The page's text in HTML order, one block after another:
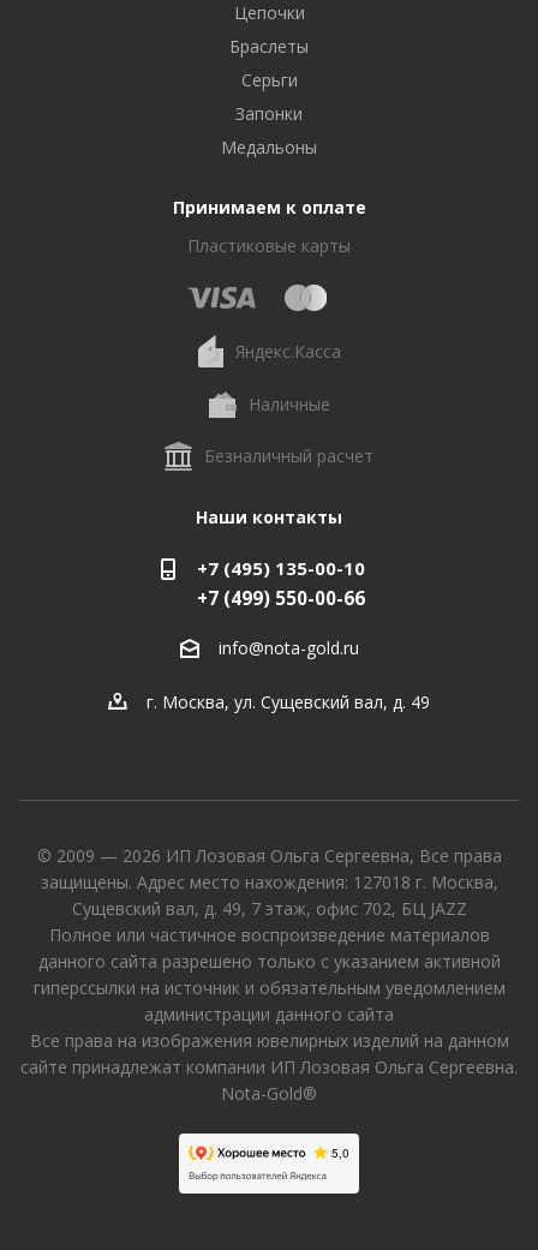
Цепочки
Браслеты
Серьги
Запонки
Медальоны
Принимаем к оплате
Пластиковые карты
Яндекс.Касса
Наличные
Безналичный расчет
Наши контакты
+7 (495) 135-00-10
+7 (499) 550-00-66
info@nota-gold.ru
г. Москва, ул. Сущевский вал, д. 49
© 2009 — 2026 ИП Лозовая Ольга Сергеевна, Все права
защищены. Адрес место нахождения: 127018 г. Москва,
Сущевский вал, д. 49, 7 этаж, офис 702, БЦ JAZZ
Полное или частичное воспроизведение материалов
данного сайта разрешено только с указанием активной
гиперссылки на источник и обязательным уведомлением
администрации данного сайта
Все права на изображения ювелирных изделий на данном
сайте принадлежат компании ИП Лозовая Ольга Сергеевна.
Nota-Gold®